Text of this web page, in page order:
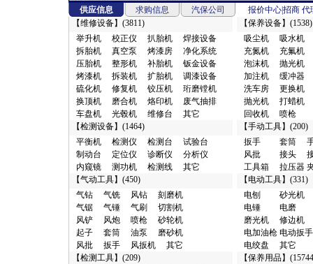
电磨/郑州市 1.8元
·焊接设备/郑州市 1.8元
喷枪/郑州市 1.8元
·配件附件/商丘市 10元
·电器仪表/广州市 10元
·缓冲器/郑州市 10元
·检漏仪/武汉市 10元
·发动机配件/廊坊市 10元
·转向配件/广州市 10元
·清洗设备/沧州市 10元
·传动配件/其它地区 10元
·车身附件/广州市 10元
·油水分离/廊坊市 10元
·风钻/廊坊市 10元
·上光剂/东莞市 10元
·行走配件/广州市 10元
·制动配件/广州市 10元
·检测仪/丰台区 10元
·横向件及其它/广州市 10元
·其它类/西安市 100元
·汽车漆/广州市 100元
供应信息
求购信息 汽保公司 报价中心招商 代
【维修设备】(3811)
举升机
校正仪 扒胎机
焊接设备
拆胎机
真空泵 烤漆房
净化系统
压胎机
整形机 补胎机
钣金设备
烤漆机
拆装机 扩胎机
调漆设备
硫化机
修复机 铰压机
珩磨镗机
换顶机
磨合机 烙印机
废气抽排
车盘机
光毂机 维修台
其它
【检测设备】(1464)
平衡机
检测仪 检测台
试验台
制动台
定位仪 诊断仪
分析仪
内窥镜
测功机 检测线
其它
【气动工具】(450)
气钻
气铣 风钻
刻磨机
气锯
气锤 气刷
切割机
风铲
风炮 喷枪
砂轮机
起子
套筒 油泵
磨砂机
风批
扳手 风扳机
其它
【检测工具】(209)
【保养设备】(1538)
吸尘机
吸水机
充氮机
充氟机
泡沫机
抛光机
加注机
缓冲器
洗车房
更换机
抛光机
打蜡机
回收机
喷枪
【手动工具】(200)
扳手
套筒
风批
接头
工具箱
拉压器
【电动工具】(331)
电刨
砂光机
电锤
电磨
磨光机
修边机
电加油枪 电动扳手
电绞盘
其它
【保养用品】